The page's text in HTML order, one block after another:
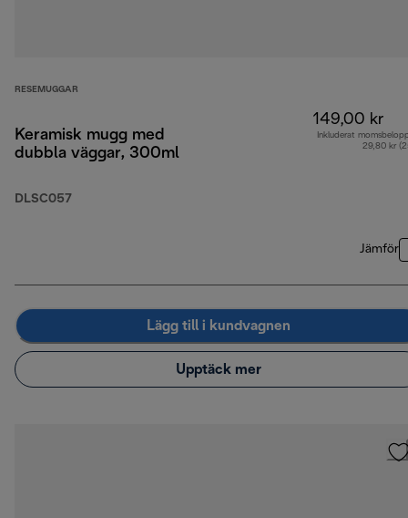
RESEMUGGAR
Keramisk mugg med
dubbla väggar, 300ml
DLSC057
149,00 kr
Inkluderat
29,80 kr
Jämför
Lägg till i kundvagnen
Upptäck mer